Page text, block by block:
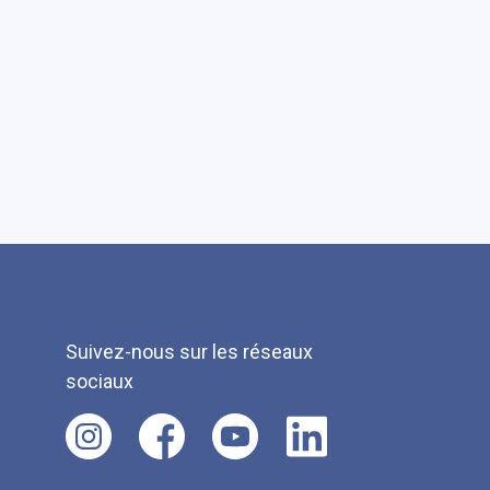
Suivez-nous sur les réseaux
sociaux